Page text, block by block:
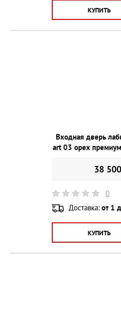
КУПИТЬ
Входная дверь
art 03 орех
38
0
Доставка: от 1
КУПИТЬ